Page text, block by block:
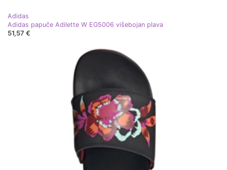
Adidas
Adidas papuče Adilette W EG5006 višebojan plava
51,57 €